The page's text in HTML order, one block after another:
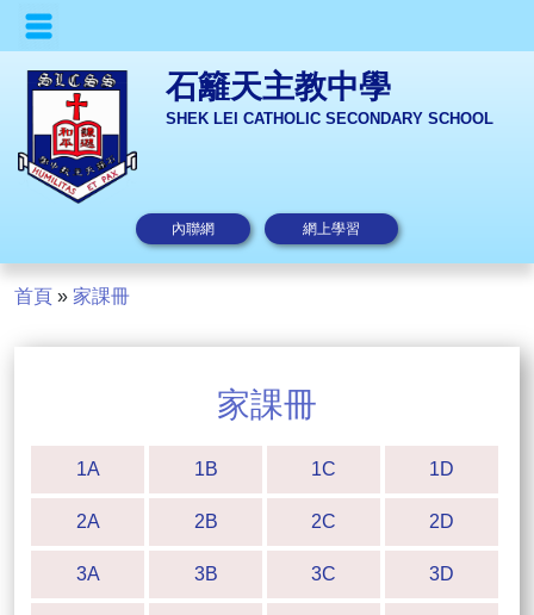
石籬天主教中學
SHEK LEI CATHOLIC SECONDARY SCHOOL
內聯網 網上學習
首頁 » 家課冊
家課冊
1A 1B 1C 1D
2A 2B 2C 2D
3A 3B 3C 3D